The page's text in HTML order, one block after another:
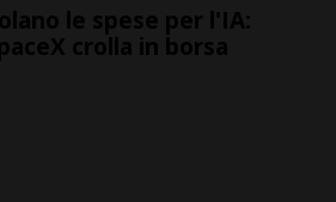
le spese per l'IA:
crolla in borsa